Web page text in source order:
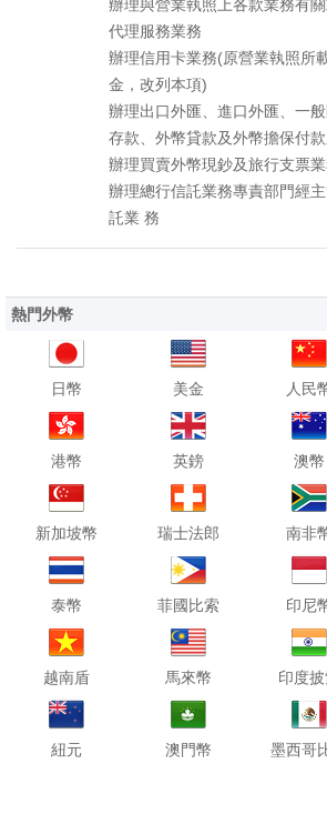
辦理與營業執照上各款業務有
代理服務業務
辦理信用卡業務(原營業執照所
金，改列本項)
辦理出口外匯、進口外匯、一
存款、外幣貸款及外幣擔保付
辦理買賣外幣現鈔及旅行支票
辦理總行信託業務專責部門經
託業 務
熱門外幣
日幣 美金 人民
港幣 英鎊 澳幣
新加坡幣 瑞士法郎 南非
泰幣 菲國比索 印尼
越南盾 馬來幣 印度
紐元 澳門幣 墨西哥